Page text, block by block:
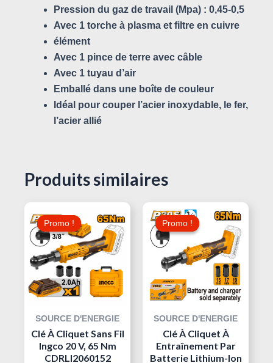
Pression du gaz de travail (Mpa) : 0,45-0,5
Avec 1 torche à plasma et filtre en cuivre
élément
Avec 1 pince de terre avec câble
Avec 1 tuyau d’air
Emballé dans une boîte de couleur
Idéal pour couper l’acier inoxydable, le fer,
l’acier allié
Produits similaires
Promo !
Promo !
SOURCE D'ENERGIE
Clé À Cliquet Sans Fil
Ingco 20 V, 65 Nm
CDRLI2060152
Prix
Initial
Était :
Le
Actuel
Promo !
Promo !
SOURCE D'ENERGIE
Clé À Cliquet À
Entraînement Par
Batterie Lithium-Ion
Prix
Initial
Était :
Le